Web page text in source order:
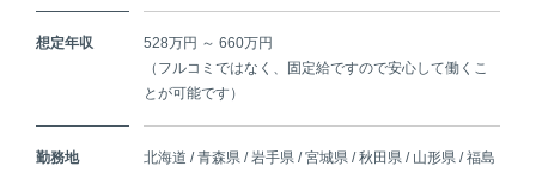
想定年収
528万円 ～ 660万円
（フルコミではなく、固定給ですので安心して働くこ
とが可能です）
勤務地
北海道 / 青森県 / 岩手県 / 宮城県 / 秋田県 / 山形県 / 福島